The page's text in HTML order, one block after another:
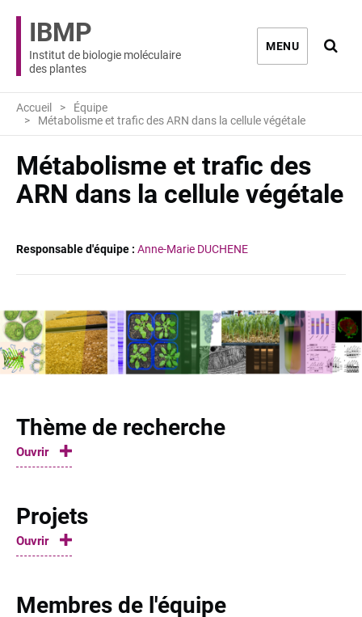
IBMP
Institut de biologie moléculaire
des plantes
MENU
Accueil
Équipe
Métabolisme et trafic des ARN dans la cellule végétale
Métabolisme et trafic des
ARN dans la cellule végétale
Responsable d'équipe : Anne-Marie DUCHENE
Thème de recherche
Ouvrir
Projets
Ouvrir
Membres de l'équipe